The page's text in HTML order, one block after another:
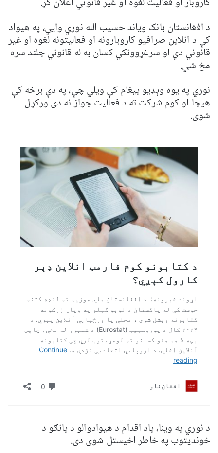
د افغانستان بانک ویاند حسیب الله نوري وايي، په هیواد
کې د انلاین صرافیو کاروبارونه او فعالیتونه لغوه او غیر
قانوني دي او سرغړوونکي کسان به له قانوني چلند سره
مخ شي.
نوري په یوه وېډیو پیغام کې ویلي چې، په دې برخه کې
هیچا او کوم شرکت ته د فعالیت جواز نه دی ورکړل
شوی.
د نوري په وینا، یاد اقدام د هیوادوالو د پانګو د
خوندیتوب په خاطر اخیستل شوی دی.